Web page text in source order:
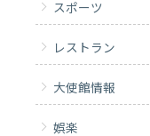
スポーツ
レストラン
大使館情報
娯楽